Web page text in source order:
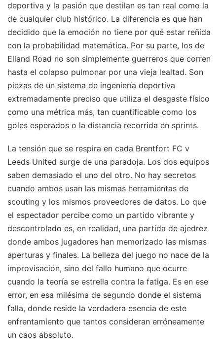
deportiva y la pasión que destilan es tan real como la
de cualquier club histórico. La diferencia es que han
decidido que la emoción no tiene por qué estar reñida
con la probabilidad matemática. Por su parte, los de
Elland Road no son simplemente guerreros que corren
hasta el colapso pulmonar por una vieja lealtad. Son
piezas de un sistema de ingeniería deportiva
extremadamente preciso que utiliza el desgaste físico
como una métrica más, tan cuantificable como los
goles esperados o la distancia recorrida en sprints.
La tensión que se respira en cada Brentfort FC v
Leeds United surge de una paradoja. Los dos equipos
saben demasiado el uno del otro. No hay secretos
cuando ambos usan las mismas herramientas de
scouting y los mismos proveedores de datos. Lo que
el espectador percibe como un partido vibrante y
descontrolado es, en realidad, una partida de ajedrez
donde ambos jugadores han memorizado las mismas
aperturas y finales. La belleza del juego no nace de la
improvisación, sino del fallo humano que ocurre
cuando la teoría se estrella contra la fatiga. Es en ese
error, en esa milésima de segundo donde el sistema
falla, donde reside la verdadera esencia de este
enfrentamiento que tantos consideran erróneamente
un caos absoluto.